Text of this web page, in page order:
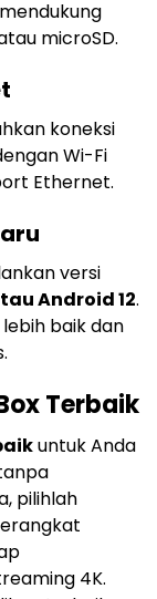
microSD.
koneksi
Wi-Fi
Ethernet.
versi
Android 12.
baik dan
Terbaik
untuk Anda
pilihlah
4K.